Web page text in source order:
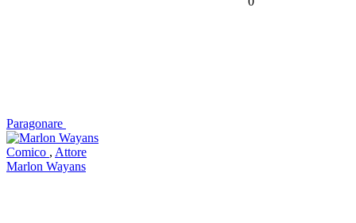
Paragonare
Comico , Attore
Marlon Wayans